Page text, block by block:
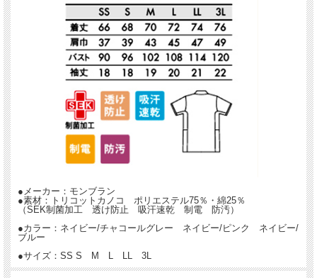
・好みの襟開き具合に調節できる、ハーフジップアップ仕様
・袖下の脇のパーツが一体化した仕立てで、動きやすさ抜群。
・丸いカットの両脇ポケットはデザインのアクセントにも。
●メーカー：モンブラン
●素材：トリコットカノコ ポリエステル75％・綿25％
（SEK制菌加工 透け防止 吸汗速乾 制電 防汚）
●カラー：ネイビー/チャコールグレー ネイビー/ピンク ネイビー/
ブルー
●サイズ：SS S M L LL 3L